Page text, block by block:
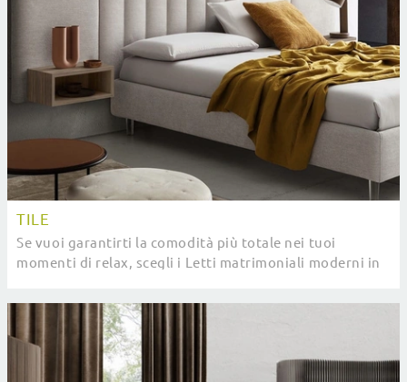
TILE
Se vuoi garantirti la comodità più totale nei tuoi
momenti di relax, scegli i Letti matrimoniali moderni in